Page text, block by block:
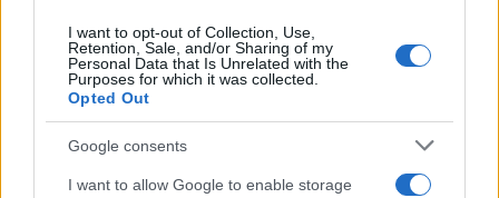
I want to opt-out of Collection, Use,
Retention, Sale, and/or Sharing of my
Personal Data that Is Unrelated with the
Purposes for which it was collected.
Opted Out
Google consents
I want to allow Google to enable storage
Inviaci le tue segnalazioni,
i tuoi video e le tue foto
Su WhatsApp al numero +39